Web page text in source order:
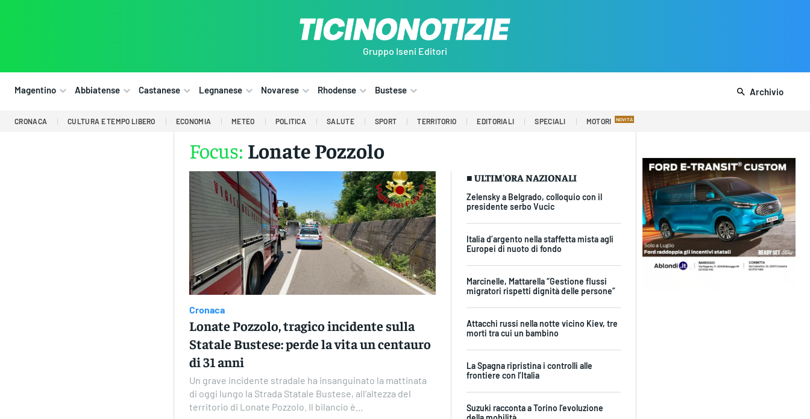
Gruppo Iseni Editori
Magentino Abbiatense Castanese Legnanese Novarese Rhodense Bustese Archivio
CRONACA CULTURA E TEMPO LIBERO ECONOMIA METEO POLITICA SALUTE SPORT TERRITORIO EDITORIALI SPECIALI MOTORI
Focus: Lonate Pozzolo
Cronaca
Lonate Pozzolo, tragico incidente sulla
Statale Bustese: perde la vita un centauro
di 31 anni
Un grave incidente stradale ha insanguinato la mattinata
di oggi lungo la Strada Statale Bustese, all’altezza del
territorio di Lonate Pozzolo. Il bilancio è...
■ ULTIM'ORA NAZIONALI
Zelensky a Belgrado, colloquio con il
presidente serbo Vucic
Italia d’argento nella staffetta mista agli
Europei di nuoto di fondo
Marcinelle, Mattarella “Gestione flussi
migratori rispetti dignità delle persone”
Attacchi russi nella notte vicino Kiev, tre
morti tra cui un bambino
La Spagna ripristina i controlli alle
frontiere con l’Italia
Suzuki racconta a Torino l’evoluzione